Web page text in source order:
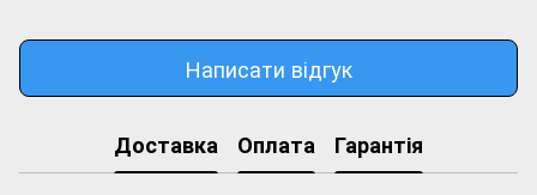
Написати відгук
Доставка Оплата Гарантія